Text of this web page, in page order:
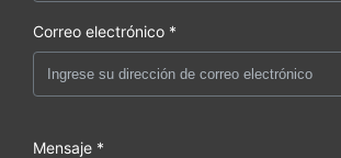
Correo electrónico *
Mensaje *